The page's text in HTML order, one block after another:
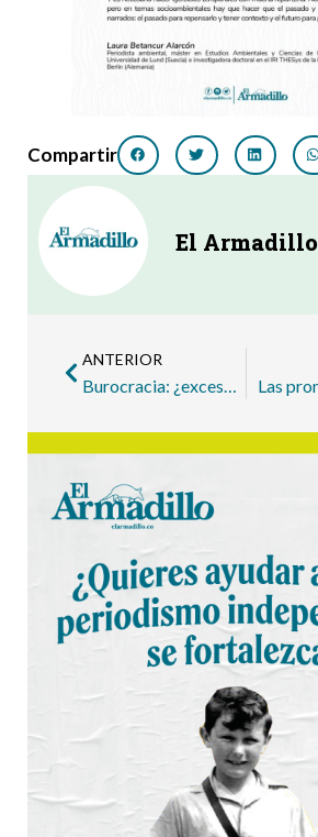
Compartir
El Armadillo
ANTERIOR